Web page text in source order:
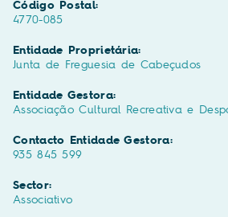
Código Postal:
4770-085
Entidade Proprietária:
Junta de Freguesia de Cabeçudos
Entidade Gestora:
Associação Cultural Recreativa e
Contacto Entidade Gestora:
935 845 599
Sector:
Associativo